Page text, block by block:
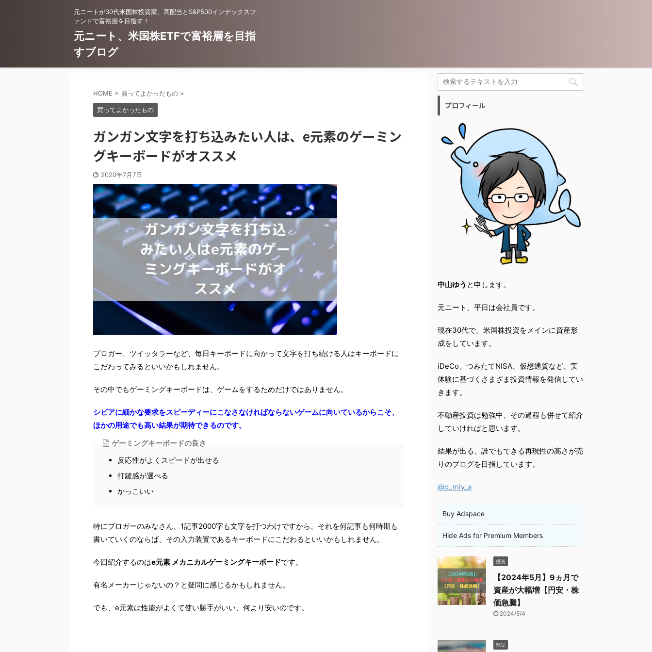
元ニートが30代米国株投資家。高配当とS&P500インデックスフ
ァンドで富裕層を目指す！
元ニート、米国株ETFで富裕層を目指
すブログ
HOME > 買ってよかったもの >
買ってよかったもの
ガンガン文字を打ち込みたい人は、e元素のゲーミン
グキーボードがオススメ
2020年7月7日
ブロガー、ツイッタラーなど、毎日キーボードに向かって文字を打ち続ける人はキーボードに
こだわってみるといいかもしれません。
その中でもゲーミングキーボードは、ゲームをするためだけではありません。
シビアに細かな要求をスピーディーにこなさなければならないゲームに向いているからこそ、
ほかの用途でも高い結果が期待できるのです。
ゲーミングキーボードの良さ
反応性がよくスピードが出せる
打鍵感が選べる
かっこいい
特にブロガーのみなさん、1記事2000字も文字を打つわけですから、それを何記事も何時期も
書いていくのならば、その入力装置であるキーボードにこだわるといいかもしれません。
今回紹介するのはe元素 メカニカルゲーミングキーボードです。
有名メーカーじゃないの？と疑問に感じるかもしれません。
でも、e元素は性能がよくて使い勝手がいい、何より安いのです。
プロフィール
中山ゆう と申します。
元ニート、平日は会社員です。
現在30代で、米国株投資をメインに資産形
成をしています。
iDeCo、つみたてNISA、仮想通貨など、実
体験に基づくさまざま投資情報を発信してい
きます。
不動産投資は勉強中、その過程も併せて紹介
していければと思います。
結果が出る、誰でもできる再現性の高さが売
りのブログを目指しています。
@o_miy_a
Buy Adspace
Hide Ads for Premium Members
投資
【2024年5月】9ヵ月で
資産が大幅増【円安・株
価急騰】
2024/5/4
雑記